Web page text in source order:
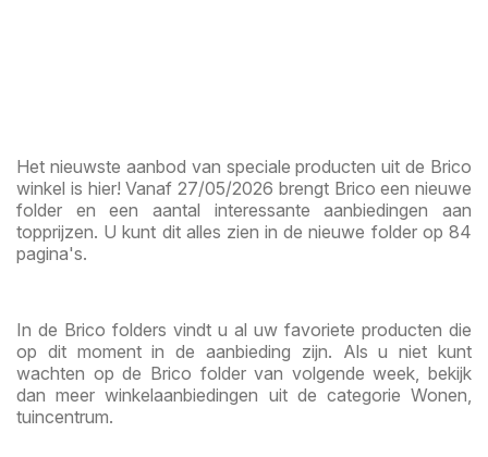
Het nieuwste aanbod van speciale producten uit de Brico
winkel is hier! Vanaf 27/05/2026 brengt Brico een nieuwe
folder en een aantal interessante aanbiedingen aan
topprijzen. U kunt dit alles zien in de nieuwe folder op 84
pagina's.
In de Brico folders vindt u al uw favoriete producten die
op dit moment in de aanbieding zijn. Als u niet kunt
wachten op de Brico folder van volgende week, bekijk
dan meer winkelaanbiedingen uit de categorie Wonen,
tuincentrum.